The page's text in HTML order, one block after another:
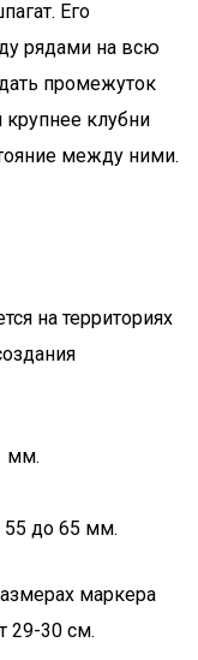
Его
рядами на всю
промежуток
клубни
между ними.
на территориях
мм.
55 до 65 мм.
маркера
29-30 см.